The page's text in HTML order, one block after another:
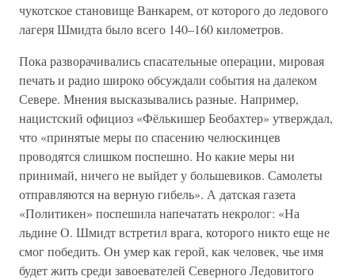
чукотское становище Ванкарем, от которого до ледового
лагеря Шмидта было всего 140–160 километров.
Пока разворачивались спасательные операции, мировая
печать и радио широко обсуждали события на далеком
Севере. Мнения высказывались разные. Например,
нацистский официоз «Фёлькишер Беобахтер» утверждал,
что «принятые меры по спасению челюскинцев
проводятся слишком поспешно. Но какие меры ни
принимай, ничего не выйдет у большевиков. Самолеты
отправляются на верную гибель». А датская газета
«Политикен» поспешила напечатать некролог: «На
льдине О. Шмидт встретил врага, которого никто еще не
смог победить. Он умер как герой, как человек, чье имя
будет жить среди завоевателей Северного Ледовитого